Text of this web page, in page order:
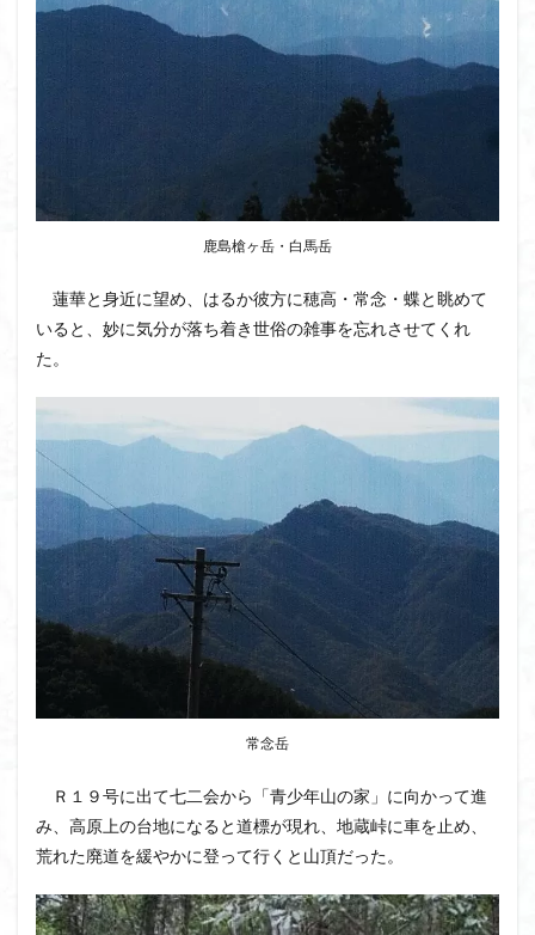
鹿島槍ヶ岳・白馬岳
蓮華と身近に望め、はるか彼方に穂高・常念・蝶と眺めて
いると、妙に気分が落ち着き世俗の雑事を忘れさせてくれ
た。
常念岳
Ｒ１９号に出て七二会から「青少年山の家」に向かって進
み、高原上の台地になると道標が現れ、地蔵峠に車を止め、
荒れた廃道を緩やかに登って行くと山頂だった。